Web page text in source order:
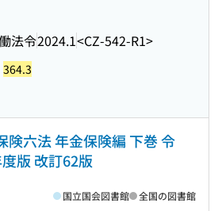
法令2024.1<CZ-542-R1>
364.3
険六法 年金保険編 下巻 令
版 改訂62版
国立国会図書館 全国の図書館